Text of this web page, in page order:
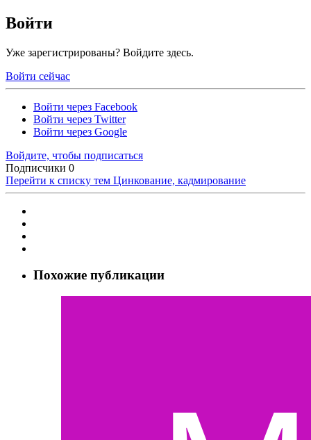
Войти
Уже зарегистрированы? Войдите здесь.
Войти сейчас
Войти через Facebook
Войти через Twitter
Войти через Google
Войдите, чтобы подписаться
Подписчики 0
Перейти к списку тем Цинкование, кадмирование
Похожие публикации